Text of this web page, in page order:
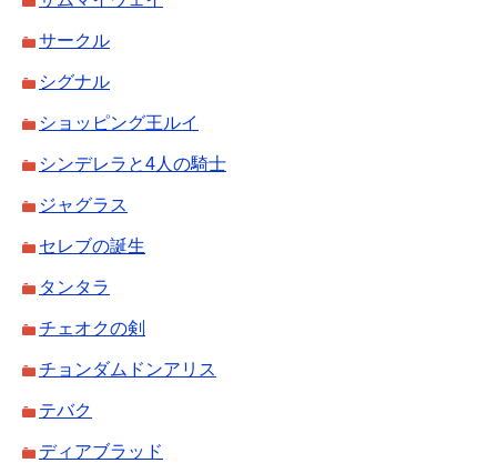
サークル
シグナル
ショッピング王ルイ
シンデレラと4人の騎士
ジャグラス
セレブの誕生
タンタラ
チェオクの剣
チョンダムドンアリス
テバク
ディアブラッド